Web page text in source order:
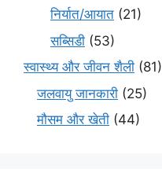
निर्यात/आयात (21)
सब्सिडी (53)
स्वास्थ्य और जीवन शैली (81)
जलवायु जानकारी (25)
मौसम और खेती (44)